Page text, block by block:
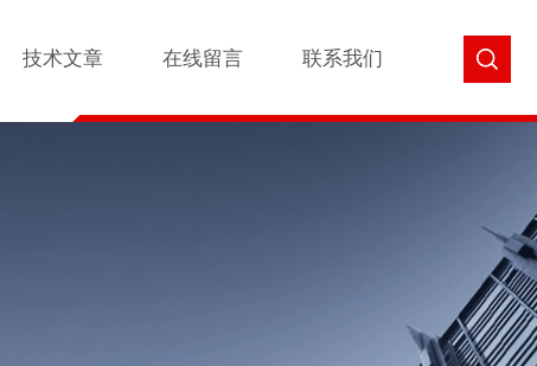
技术文章 在线留言 联系我们